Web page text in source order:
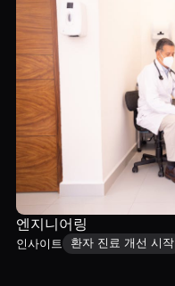
엔지니어링
인사이트 환자 진료 개선 시작